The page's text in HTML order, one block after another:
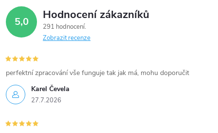
ý
p
i
s
u
5,0 Hodnocení zákazníků
291 hodnocení
Zobrazit recenze
Karel Čevela
27.7.2026
perfektní zpracování vše funguje tak jak má, mohu doporučit